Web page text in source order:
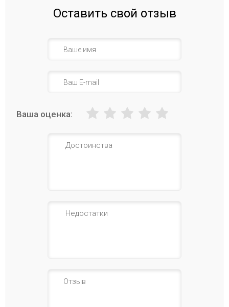
Оставить свой отзыв
Ваша оценка: